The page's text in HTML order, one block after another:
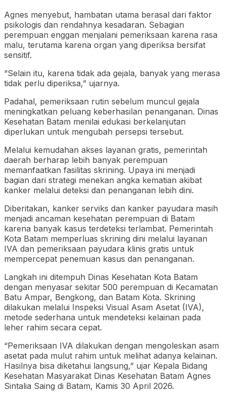
Agnes menyebut, hambatan utama berasal dari faktor
psikologis dan rendahnya kesadaran. Sebagian
perempuan enggan menjalani pemeriksaan karena rasa
malu, terutama karena organ yang diperiksa bersifat
sensitif.
“Selain itu, karena tidak ada gejala, banyak yang merasa
tidak perlu diperiksa,” ujarnya.
Padahal, pemeriksaan rutin sebelum muncul gejala
meningkatkan peluang keberhasilan penanganan. Dinas
Kesehatan Batam menilai edukasi berkelanjutan
diperlukan untuk mengubah persepsi tersebut.
Melalui kemudahan akses layanan gratis, pemerintah
daerah berharap lebih banyak perempuan
memanfaatkan fasilitas skrining. Upaya ini menjadi
bagian dari strategi menekan angka kematian akibat
kanker melalui deteksi dan penanganan lebih dini.
Diberitakan, kanker serviks dan kanker payudara masih
menjadi ancaman kesehatan perempuan di Batam
karena banyak kasus terdeteksi terlambat. Pemerintah
Kota Batam memperluas skrining dini melalui layanan
IVA dan pemeriksaan payudara klinis gratis untuk
mempercepat penemuan kasus dan penanganan.
Langkah ini ditempuh Dinas Kesehatan Kota Batam
dengan menyasar sekitar 500 perempuan di Kecamatan
Batu Ampar, Bengkong, dan Batam Kota. Skrining
dilakukan melalui Inspeksi Visual Asam Asetat (IVA),
metode sederhana untuk mendeteksi kelainan pada
leher rahim secara cepat.
“Pemeriksaan IVA dilakukan dengan mengoleskan asam
asetat pada mulut rahim untuk melihat adanya kelainan.
Hasilnya bisa diketahui langsung,” ujar Kepala Bidang
Kesehatan Masyarakat Dinas Kesehatan Batam Agnes
Sintalia Saing di Batam, Kamis 30 April 2026.